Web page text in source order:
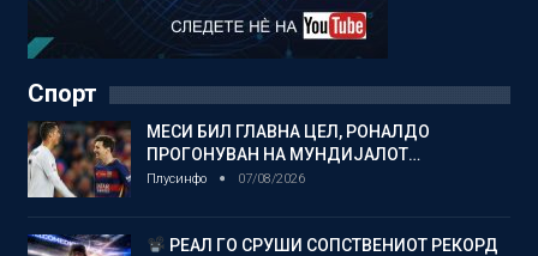
Спорт
МЕСИ БИЛ ГЛАВНА ЦЕЛ, РОНАЛДО
ПРОГОНУВАН НА МУНДИЈАЛОТ…
Плусинфо 07/08/2026
РЕАЛ ГО СРУШИ СОПСТВЕНИОТ РЕКОРД